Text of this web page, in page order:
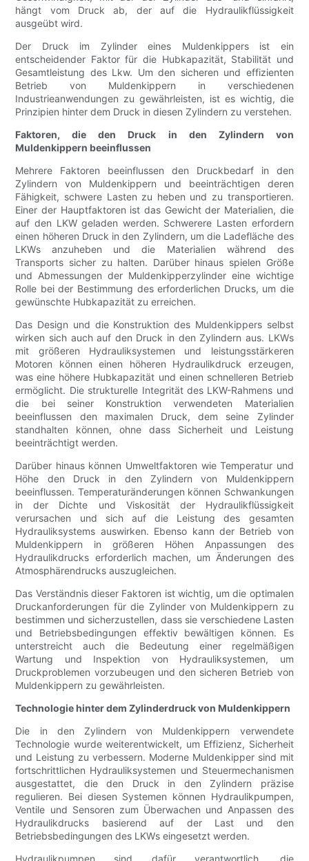
hängt vom Druck ab, der auf die Hydraulikflüssigkeit
ausgeübt wird.
Der Druck im Zylinder eines Muldenkippers ist ein
entscheidender Faktor für die Hubkapazität, Stabilität und
Gesamtleistung des Lkw. Um den sicheren und effizienten
Betrieb von Muldenkippern in verschiedenen
Industrieanwendungen zu gewährleisten, ist es wichtig, die
Prinzipien hinter dem Druck in diesen Zylindern zu verstehen.
Faktoren, die den Druck in den Zylindern von
Muldenkippern beeinflussen
Mehrere Faktoren beeinflussen den Druckbedarf in den
Zylindern von Muldenkippern und beeinträchtigen deren
Fähigkeit, schwere Lasten zu heben und zu transportieren.
Einer der Hauptfaktoren ist das Gewicht der Materialien, die
auf den LKW geladen werden. Schwerere Lasten erfordern
einen höheren Druck in den Zylindern, um die Ladefläche des
LKWs anzuheben und die Materialien während des
Transports sicher zu halten. Darüber hinaus spielen Größe
und Abmessungen der Muldenkipperzylinder eine wichtige
Rolle bei der Bestimmung des erforderlichen Drucks, um die
gewünschte Hubkapazität zu erreichen.
Das Design und die Konstruktion des Muldenkippers selbst
wirken sich auch auf den Druck in den Zylindern aus. LKWs
mit größeren Hydrauliksystemen und leistungsstärkeren
Motoren können einen höheren Hydraulikdruck erzeugen,
was eine höhere Hubkapazität und einen schnelleren Betrieb
ermöglicht. Die strukturelle Integrität des LKW-Rahmens und
die bei seiner Konstruktion verwendeten Materialien
beeinflussen den maximalen Druck, dem seine Zylinder
standhalten können, ohne dass Sicherheit und Leistung
beeinträchtigt werden.
Darüber hinaus können Umweltfaktoren wie Temperatur und
Höhe den Druck in den Zylindern von Muldenkippern
beeinflussen. Temperaturänderungen können Schwankungen
in der Dichte und Viskosität der Hydraulikflüssigkeit
verursachen und sich auf die Leistung des gesamten
Hydrauliksystems auswirken. Ebenso kann der Betrieb von
Muldenkippern in größeren Höhen Anpassungen des
Hydraulikdrucks erforderlich machen, um Änderungen des
Atmosphärendrucks auszugleichen.
Das Verständnis dieser Faktoren ist wichtig, um die optimalen
Druckanforderungen für die Zylinder von Muldenkippern zu
bestimmen und sicherzustellen, dass sie verschiedene Lasten
und Betriebsbedingungen effektiv bewältigen können. Es
unterstreicht auch die Bedeutung einer regelmäßigen
Wartung und Inspektion von Hydrauliksystemen, um
Druckproblemen vorzubeugen und den sicheren Betrieb von
Muldenkippern zu gewährleisten.
Technologie hinter dem Zylinderdruck von Muldenkippern
Die in den Zylindern von Muldenkippern verwendete
Technologie wurde weiterentwickelt, um Effizienz, Sicherheit
und Leistung zu verbessern. Moderne Muldenkipper sind mit
fortschrittlichen Hydrauliksystemen und Steuermechanismen
ausgestattet, die den Druck in den Zylindern präzise
regulieren. Bei diesen Systemen können Hydraulikpumpen,
Ventile und Sensoren zum Überwachen und Anpassen des
Hydraulikdrucks basierend auf der Last und den
Betriebsbedingungen des LKWs eingesetzt werden.